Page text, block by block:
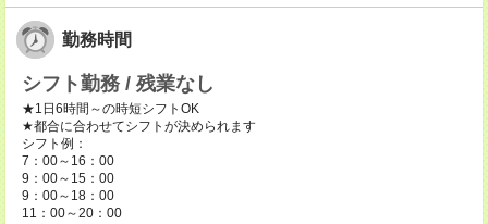
勤務時間
シフト勤務 / 残業なし
★1日6時間～の時短シフトOK
★都合に合わせてシフトが決められます
シフト例：
7：00～16：00
9：00～15：00
9：00～18：00
11：00～20：00